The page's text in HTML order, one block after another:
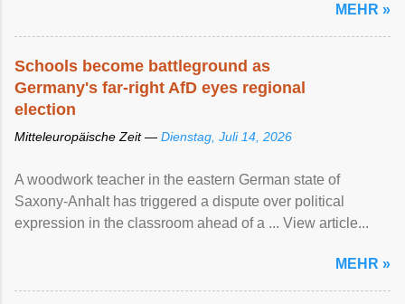
MEHR »
Schools become battleground as
Germany's far-right AfD eyes regional
election
Mitteleuropäische Zeit — Dienstag, Juli 14, 2026
A woodwork teacher in the eastern German state of
Saxony-Anhalt has triggered a dispute over political
expression in the classroom ahead of a ... View article...
MEHR »